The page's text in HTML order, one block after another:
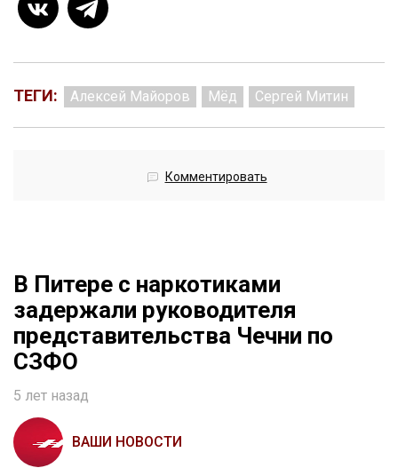
ТЕГИ: Алексей Майоров Мёд Сергей Митин
Комментировать
В Питере с наркотиками
задержали руководителя
представительства Чечни по
СЗФО
5 лет назад
ВАШИ НОВОСТИ